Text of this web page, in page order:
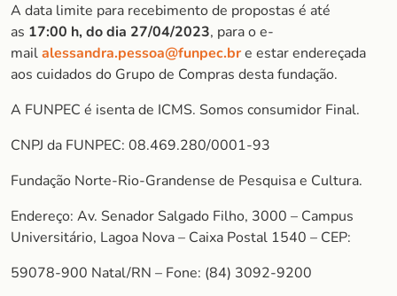
A data limite para recebimento de propostas é até
as 17:00 h, do dia 27/04/2023, para o e-
mailalessandra.pessoa@funpec.bre estar endereçada
aos cuidados do Grupo de Compras desta fundação.
A FUNPEC é isenta de ICMS. Somos consumidor Final.
CNPJ da FUNPEC: 08.469.280/0001-93
Fundação Norte-Rio-Grandense de Pesquisa e Cultura.
Endereço: Av. Senador Salgado Filho, 3000 – Campus
Universitário, Lagoa Nova – Caixa Postal 1540 – CEP:
59078-900 Natal/RN – Fone: (84) 3092-9200